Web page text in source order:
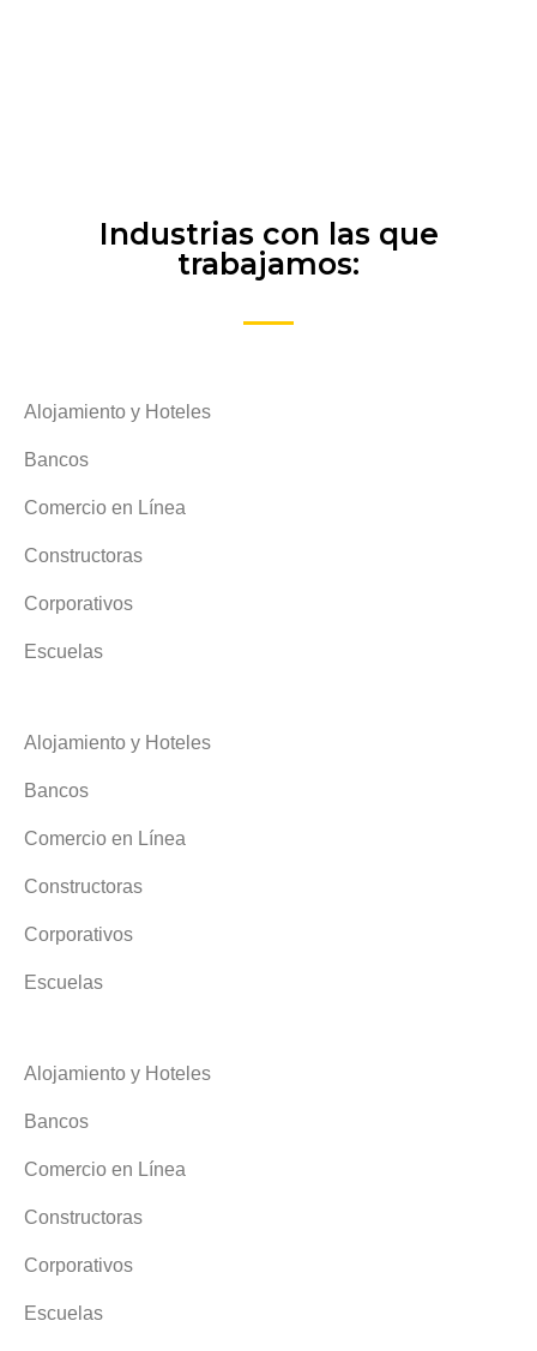
Industrias con las que
trabajamos:
Alojamiento y Hoteles
Bancos
Comercio en Línea
Constructoras
Corporativos
Escuelas
Alojamiento y Hoteles
Bancos
Comercio en Línea
Constructoras
Corporativos
Escuelas
Alojamiento y Hoteles
Bancos
Comercio en Línea
Constructoras
Corporativos
Escuelas